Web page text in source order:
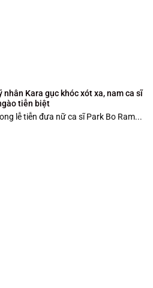
nhân Kara gục khóc xót xa, nam ca sĩ
tiễn biệt
lễ tiễn đưa nữ ca sĩ Park Bo Ram...